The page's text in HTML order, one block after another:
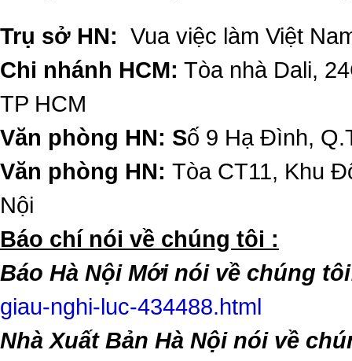
Trụ sở HN: Vua việc làm Việt
Chi nhánh HCM: Tòa nhà Dali,
TP HCM
Văn phòng HN: Số 9 Hạ Đình,
Văn phòng HN: Tòa CT11, Khu
Nội
​Báo chí nói về chúng tôi :
Báo Hà Nội Mới nói về chúng
giau-nghi-luc-434488.html
Nhà Xuất Bản Hà Nội nói về